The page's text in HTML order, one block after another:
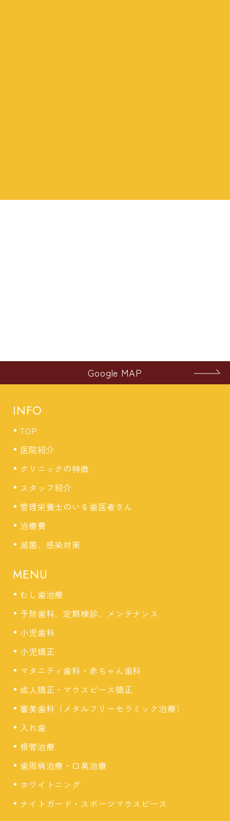
Google MAP
INFO
TOP
医院紹介
クリニックの特徴
スタッフ紹介
管理栄養士のいる歯医者さん
治療費
滅菌、感染対策
MENU
むし歯治療
予防歯科、定期検診、メンテナンス
小児歯科
小児矯正
マタニティ歯科・赤ちゃん歯科
成人矯正・マウスピース矯正
審美歯科（メタルフリーセラミック治療）
入れ歯
根管治療
歯周病治療・口臭治療
ホワイトニング
ナイトガード・スポーツマウスピース